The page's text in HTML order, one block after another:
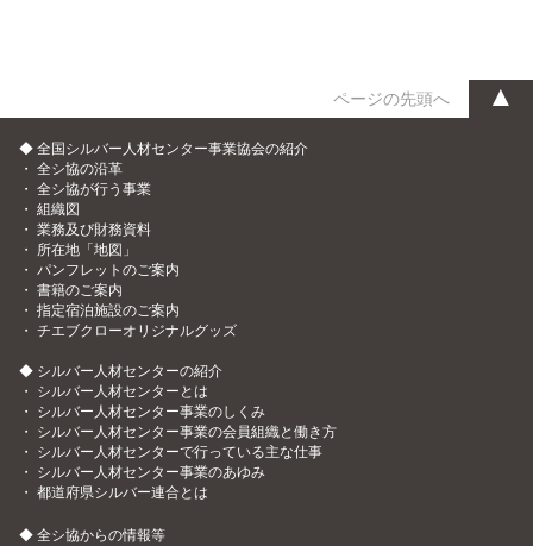
ページの先頭へ ▲
◆ 全国シルバー人材センター事業協会の紹介
・全シ協の沿革
・全シ協が行う事業
・組織図
・業務及び財務資料
・ 所在地「地図」
・ パンフレットのご案内
・書籍のご案内
・指定宿泊施設のご案内
・チエブクローオリジナルグッズ
◆ シルバー人材センターの紹介
・ シルバー人材センターとは
・ シルバー人材センター事業のしくみ
・ シルバー人材センター事業の会員組織と働き方
・ シルバー人材センターで行っている主な仕事
・ シルバー人材センター事業のあゆみ
・都道府県シルバー連合とは
◆ 全シ協からの情報等